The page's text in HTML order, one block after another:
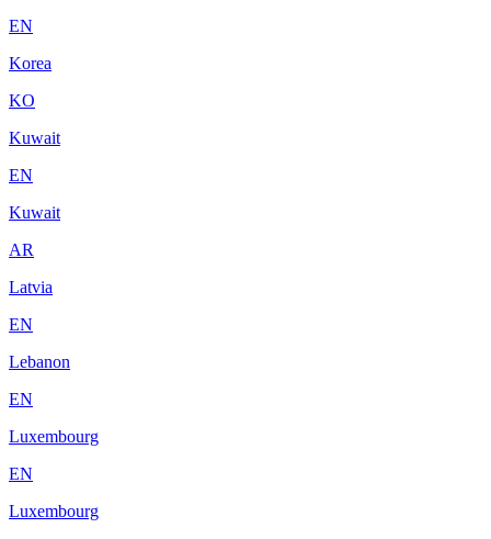
EN
Korea
KO
Kuwait
EN
Kuwait
AR
Latvia
EN
Lebanon
EN
Luxembourg
EN
Luxembourg